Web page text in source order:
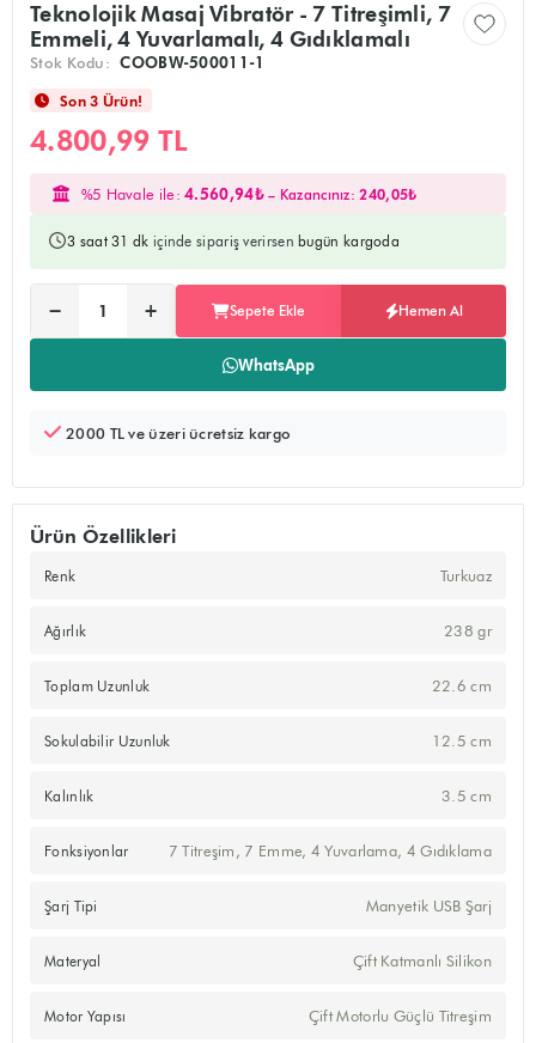
Teknolojik Masaj Vibratör - 7 Titreşimli, 7
Emmeli, 4 Yuvarlamalı, 4 Gıdıklamalı
Stok Kodu: COOBW-500011-1
Son 3 Ürün!
4.800,99 TL
%5 Havale ile:4.560,94₺– Kazancınız:240,05₺
3 saat 31 dk içinde sipariş verirsen bugün kargoda
Adet:
− + Sepete Ekle Hemen Al
WhatsApp
Ürünü sepete ekler, alışverişe devam edebilirsiniz
Doğrudan ödeme sayfasına yönlendirir
2000 TL ve üzeri ücretsiz kargo
Ürün Özellikleri
Renk Turkuaz
Ağırlık 238 gr
Toplam Uzunluk 22.6 cm
Sokulabilir Uzunluk 12.5 cm
Kalınlık 3.5 cm
Fonksiyonlar 7 Titreşim, 7 Emme, 4 Yuvarlama, 4 Gıdıklama
Şarj Tipi Manyetik USB Şarj
Materyal Çift Katmanlı Silikon
Motor Yapısı Çift Motorlu Güçlü Titreşim